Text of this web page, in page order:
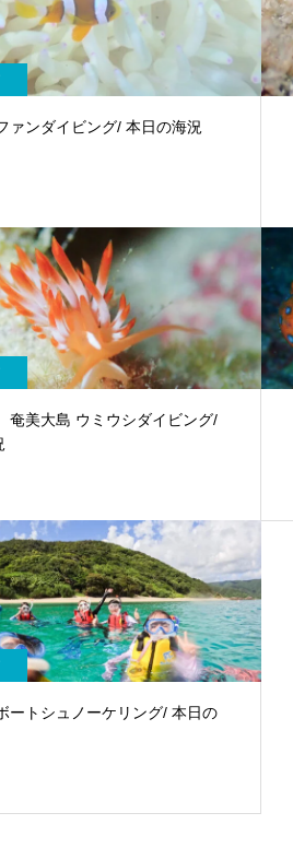
ァンダイビング/ 本日の海況
奄美大島 ウミウシダイビング/
ートシュノーケリング/ 本日の